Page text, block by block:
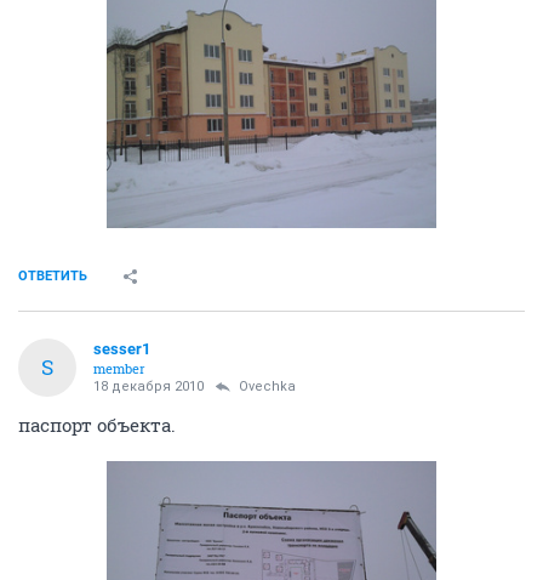
ОТВЕТИТЬ
S
sesser1
member
18 декабря 2010 Ovechka
паспорт объекта.